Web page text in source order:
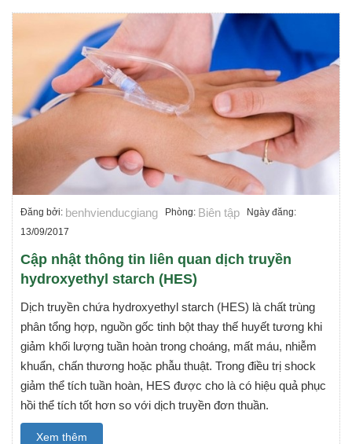
Đăng bởi: benhvienducgiang Phòng: Biên tập Ngày đăng:
13/09/2017
Cập nhật thông tin liên quan dịch truyền
hydroxyethyl starch (HES)
Dịch truyền chứa hydroxyethyl starch (HES) là chất trùng
phân tổng hợp, nguồn gốc tinh bột thay thế huyết tương khi
giảm khối lượng tuần hoàn trong choáng, mất máu, nhiễm
khuẩn, chấn thương hoặc phẫu thuật. Trong điều trị shock
giảm thể tích tuần hoàn, HES được cho là có hiệu quả phục
hồi thể tích tốt hơn so với dịch truyền đơn thuần.
Xem thêm